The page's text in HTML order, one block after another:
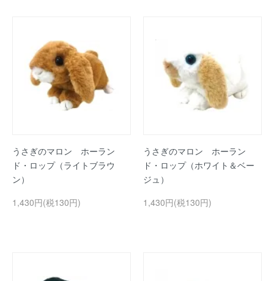
うさぎのマロン ホーラン
ド・ロップ（ライトブラウ
ン）
1,430円(税130円)
うさぎのマロン ホーラン
ド・ロップ（ホワイト＆ベー
ジュ）
1,430円(税130円)